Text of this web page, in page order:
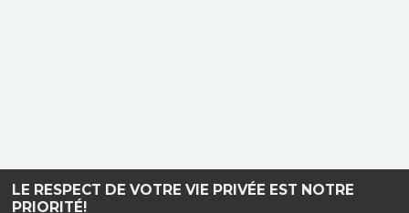
LE RESPECT DE VOTRE VIE PRIVÉE EST NOTRE
PRIORITÉ!